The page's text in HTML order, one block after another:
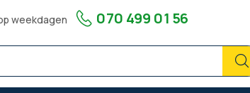
weekdagen 070 499 01 56